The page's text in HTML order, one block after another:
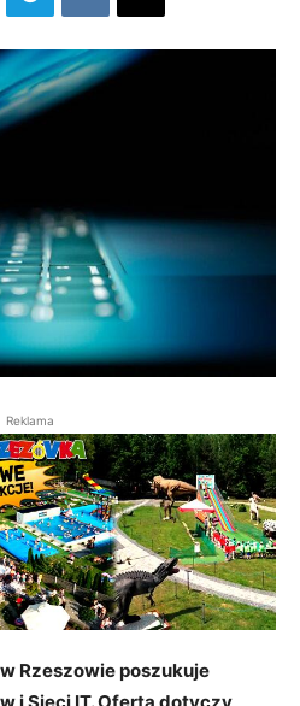
Reklama
Rzeszowie poszukuje